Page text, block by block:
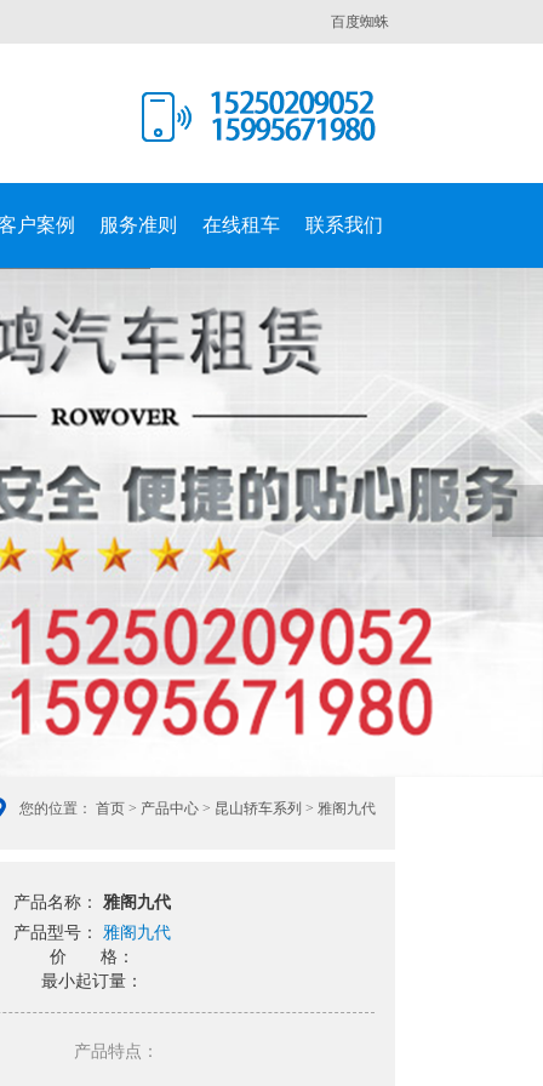
百度蜘蛛
户案例 服务准则 在线租车 联系我们
您的位置： 首页 > 产品中心 > 昆山轿车系列 > 雅阁九代
产品名称：雅阁九代
产品型号：雅阁九代
价 格：
最小起订量：
产品特点：